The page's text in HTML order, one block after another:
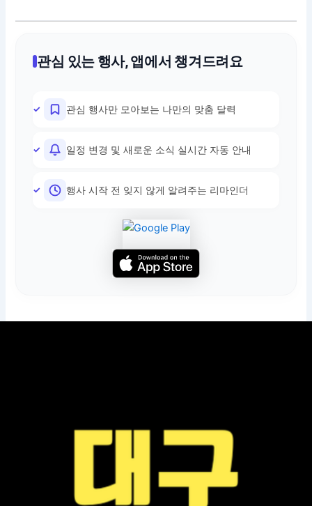
관심 있는 행사, 앱에서 챙겨드려요
관심 행사만 모아보는 나만의 맞춤 달력
일정 변경 및 새로운 소식 실시간 자동 안내
행사 시작 전 잊지 않게 알려주는 리마인더